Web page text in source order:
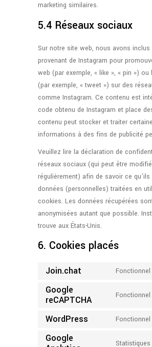
marketing similaires.
5.4 Réseaux sociaux
Sur notre site web, nous avons inclus
provenant de Instagram pour
web (par exemple, « like », « pin ») ou
(par exemple, « tweet ») sur des
comme Instagram. Ce contenu est
code obtenu de Instagram et place
contenu peut stocker et traiter
informations à des fins de publicité
Veuillez lire la déclaration de
réseaux sociaux (qui peut être
régulièrement) afin de savoir ce
données (personnelles) traitées en
cookies. Les données récupérées
anonymisées autant que possible.
trouve aux États-Unis.
6. Cookies placés
Join.chat Fonctionnel
Google
reCAPTCHA
Fonctionnel
WordPress Fonctionnel
Google
Statistiques